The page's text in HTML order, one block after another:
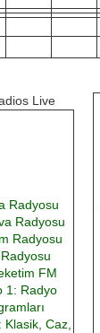
Live
Radyosu
Radyosu
Radyosu
FM
1: Radyo
Klasik, Caz,